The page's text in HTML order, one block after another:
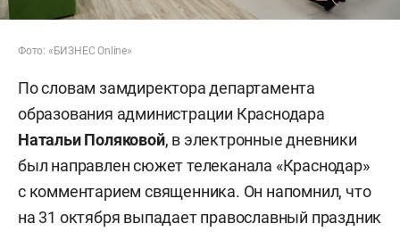
Фото: «БИЗНЕС Online»
По словам замдиректора департамента
образования администрации Краснодара
Натальи Поляковой, в электронные дневники
был направлен сюжет телеканала «Краснодар»
с комментарием священника. Он напомнил, что
на 31 октября выпадает православный праздник